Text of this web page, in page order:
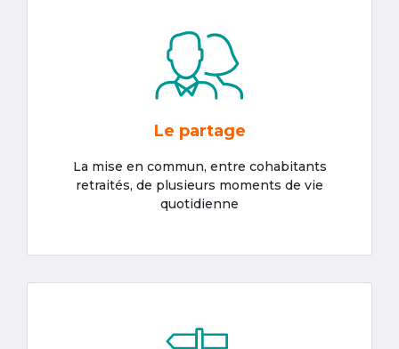
Le partage
La mise en commun, entre cohabitants
retraités, de plusieurs moments de vie
quotidienne